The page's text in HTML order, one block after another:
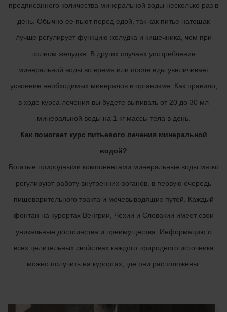
предписанного количества минеральной воды несколько раз в
день. Обычно ее пьют перед едой, так как питье натощак
лучше регулирует функцию желудка и кишечника, чем при
полном желудке. В других случаях употребление
минеральной воды во время или после еды увеличивает
усвоение необходимых минералов в организме. Как правило,
в ходе курса лечения вы будете выпивать от 20 до 30 мл
минеральной воды на 1 кг массы тела в день.
Как помогает курс питьевого лечения минеральной
водой?
Богатые природными компонентами минеральные воды мягко
регулируют работу внутренних органов, в первую очередь
пищеварительного тракта и мочевыводящих путей. Каждый
фонтан на курортах Венгрии, Чехии и Словакии имеет свои
уникальные достоинства и преимущества. Информацию о
всех целительных свойствах каждого природного источника
можно получить на курортах, где они расположены.